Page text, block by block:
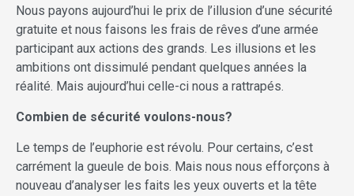
Nous payons aujourd’hui le prix de l’illusion d’une sécurité
gratuite et nous faisons les frais de rêves d’une armée
participant aux actions des grands. Les illusions et les
ambitions ont dissimulé pendant quelques années la
réalité. Mais aujourd’hui celle-ci nous a rattrapés.
Combien de sécurité voulons-nous?
Le temps de l’euphorie est révolu. Pour certains, c’est
carrément la gueule de bois. Mais nous nous efforçons à
nouveau d’analyser les faits les yeux ouverts et la tête